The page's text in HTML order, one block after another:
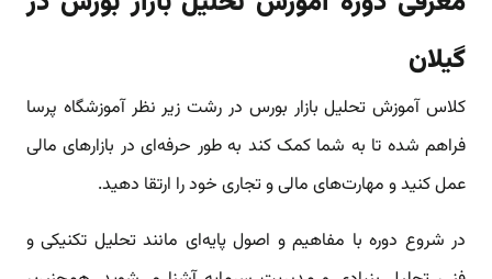
گیلان
کلاس آموزش تحلیل بازار بورس در رشت زیر نظر آموزشگاه پرسا
فراهم شده تا به شما کمک کند به طور حرفه‌ای در بازارهای مالی
عمل کنید و مهارت‌های مالی و تجاری خود را ارتقا دهید.
در شروع دوره با مفاهیم و اصول پایه‌ای مانند تحلیل تکنیکی و